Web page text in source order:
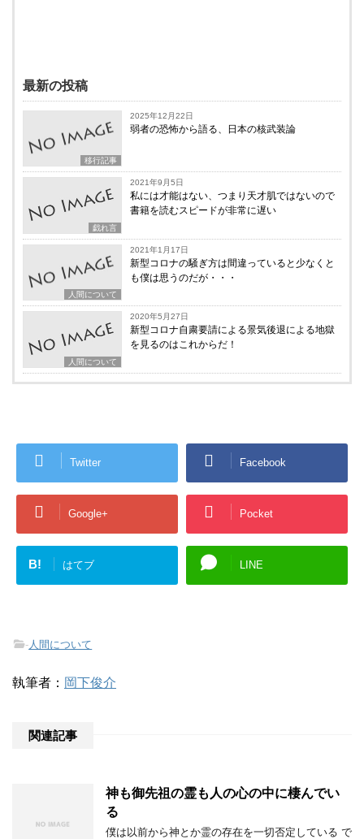
最新の投稿
移行記事
2025年12月22日
弱者の恐怖から語る、日本の核武装論
戯れ言
2021年9月5日
私には才能はない、つまり天才肌ではないので
書籍を読むスピードが非常に遅い
人間について
2021年1月17日
新型コロナの騒ぎ方は間違っていると少なくと
も僕は思うのだが・・・
人間について
2020年5月27日
新型コロナ自粛要請による景気後退による地獄
を見るのはこれからだ！
Twitter Facebook
Google+ Pocket
B! はてブ LINE
- 人間について
執筆者： 岡下俊介
関連記事
神も御先祖の霊も人の心の中に棲んでい
る
僕は以前から神とか霊の存在を一切否定している で